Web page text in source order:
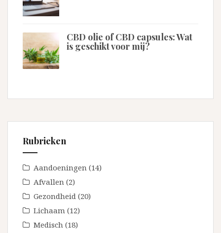
CBD olie of CBD capsules: Wat
is geschikt voor mij?
Rubrieken
Aandoeningen (14)
Afvallen (2)
Gezondheid (20)
Lichaam (12)
Medisch (18)